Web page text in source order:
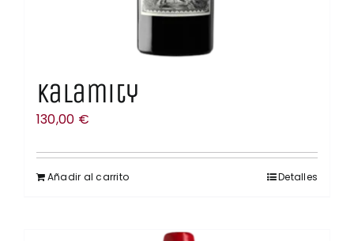
Kalamity
130,00 €
Añadir al carrito Detalles